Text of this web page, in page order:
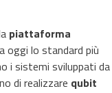
piattaforma
oggi lo standard più
i sistemi sviluppati da
di realizzare qubit